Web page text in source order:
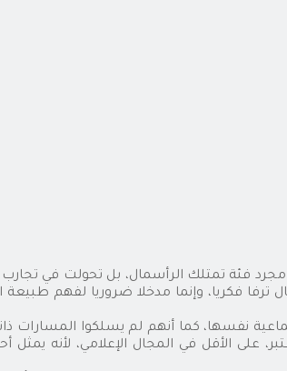
تكن مجرد فئة تمتلك الرأسمال، بل تحولت في
ترفا فكريا، وإنما مدخلا ضروريا لفهم
نفسها، كما أنهم لم يسلكوا المسارات
على الأقل في المجال الإعلامي، لأنه